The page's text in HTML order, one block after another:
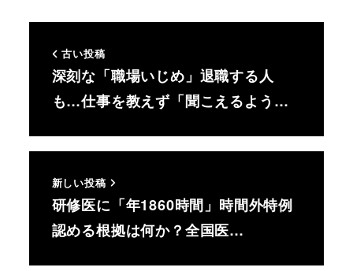
古い投稿
深刻な「職場いじめ」退職する人
も…仕事を教えず「聞こえるよう…
新しい投稿
研修医に「年1860時間」時間外特例
認める根拠は何か？全国医…